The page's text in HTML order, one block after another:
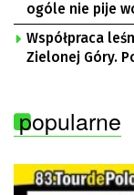
ogóle nie pije
Współpraca
Zielonej Góry.
popularne